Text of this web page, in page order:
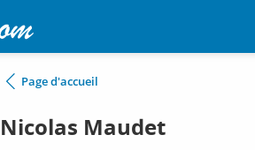
Page d'accueil
Nicolas Maudet